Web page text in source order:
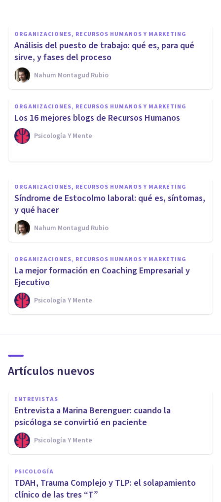
ORGANIZACIONES, RECURSOS HUMANOS Y MARKETING
Análisis del puesto de trabajo: qué es, para qué
sirve, y fases del proceso
Nahum Montagud Rubio
ORGANIZACIONES, RECURSOS HUMANOS Y MARKETING
Los 16 mejores blogs de Recursos Humanos
Psicología Y Mente
ORGANIZACIONES, RECURSOS HUMANOS Y MARKETING
Salud laboral: ¿qué factores
afectan a la salud de los
trabajadores?
ORGANIZACIONES, RECURSOS HUMANOS Y MARKETING
Síndrome de Estocolmo laboral: qué es, síntomas,
y qué hacer
Nahum Montagud Rubio
ORGANIZACIONES, RECURSOS HUMANOS Y MARKETING
La mejor formación en Coaching Empresarial y
Ejecutivo
Psicología Y Mente
Artículos nuevos
ENTREVISTAS
Entrevista a Marina Berenguer: cuando la
psicóloga se convirtió en paciente
Psicología Y Mente
PSICOLOGÍA
TDAH, Trauma Complejo y TLP: el solapamiento
clínico de las tres “T”